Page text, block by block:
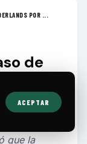
POR ...
de
que la
ACEPTAR